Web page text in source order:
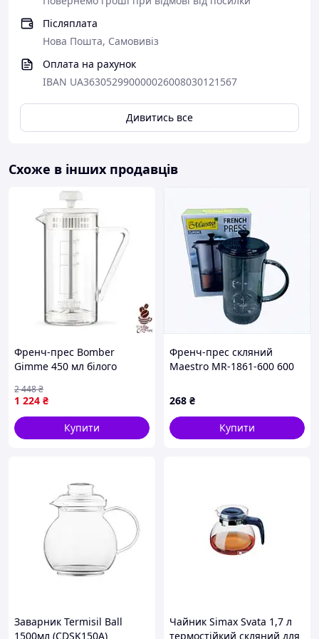
насолоду ароматом: завдяки відсутності паперових
фільтрів, кавові олії відчуваються набагато яскравіше.
Післяплата
Нова Пошта, Самовивіз
Оплата на рахунок
IBAN UA363052990000026008030121567
Дивитись все
Схоже в інших продавців
Френч-прес Bomber
Gimme 450 мл білого
ароматної кави та чаю
1 224 ₴
2 448₴
Купити
Френч-прес скляний
Maestro MR-1861-600 600
268 ₴
Купити
Заварник Termisil Ball
1500мл (CDSK150A)
Чайник Simax Svata 1,7 л
термостійкий скляний для